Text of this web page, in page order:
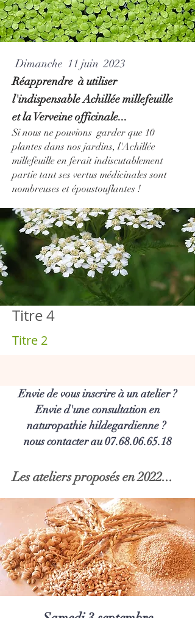
Dimanche 11 juin 2023
Réapprendre à utiliser
l'indispensable Achillée millefeuille
et la Verveine officinale...
Si nous nepouvions garder que 10
plantes dans nos jardins, l'Achillée
millefeuille en ferait indiscutablement
partie tant ses vertus médicinales sont
nombreuses et époustouflantes !
Titre 4
Titre 2
Envie de vous inscrire à un atelier ?
Envie d'une consultation en
naturopathie hildegardienne ?
nous contacter au 07.68.06.65.18
Les ateliers proposés en 2022...